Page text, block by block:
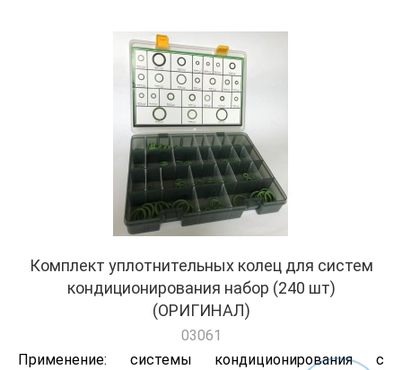
Комплект уплотнительных колец для систем
кондиционирования набор (240 шт)
(ОРИГИНАЛ)
03061
Применение: системы кондиционирования с